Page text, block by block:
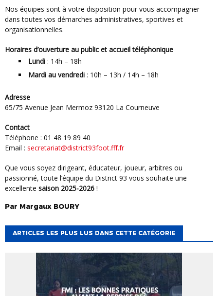
Nos équipes sont à votre disposition pour vous accompagner
dans toutes vos démarches administratives, sportives et
organisationnelles.
Horaires d’ouverture au public et accueil téléphonique
Lundi : 14h – 18h
Mardi au vendredi : 10h – 13h / 14h – 18h
Adresse
65/75 Avenue Jean Mermoz 93120 La Courneuve
Contact
Téléphone : 01 48 19 89 40
Email : secretariat@district93foot.fff.fr
Que vous soyez dirigeant, éducateur, joueur, arbitres ou
passionné, toute l’équipe du District 93 vous souhaite une
excellente saison 2025-2026 !
Par Margaux BOURY
ARTICLES LES PLUS LUS DANS CETTE CATÉGORIE